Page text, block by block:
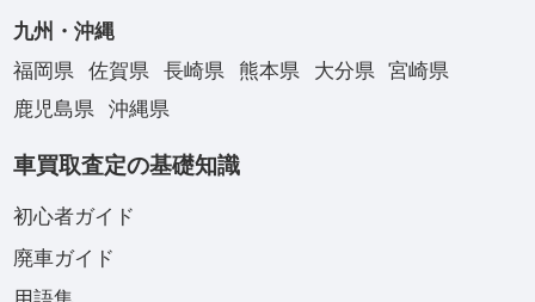
九州・沖縄
福岡県
佐賀県 長崎県 熊本県 大分県
宮崎県
鹿児島県
沖縄県
車買取査定の基礎知識
初心者ガイド
廃車ガイド